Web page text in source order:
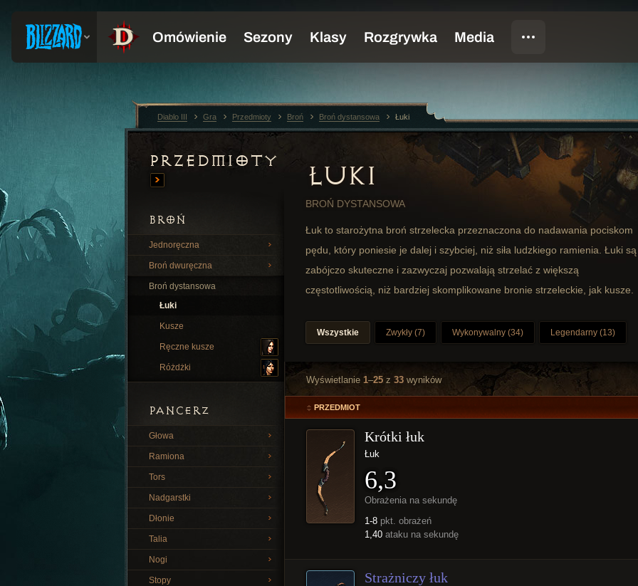
Przedmioty
BROŃ
Jednoręczna
Broń dwuręczna
Broń dystansowa
Łuki
Kusze
Ręczne kusze
Różdżki
PANCERZ
Głowa
Ramiona
Tors
Nadgarstki
Dłonie
Talia
Nogi
Stopy
ŁUKI
BROŃ DYSTANSOWA
Łuk to starożytna broń strzelecka przeznaczona do nadawania pociskom
pędu, który poniesie je dalej i szybciej, niż siła ludzkiego ramienia. Łuki są
zabójczo skuteczne i zazwyczaj pozwalają strzelać z większą
częstotliwością, niż bardziej skomplikowane bronie strzeleckie, jak kusze.
Wszystkie Zwykły (7) Wykonywalny (34) Legendarny (13)
Wyświetlanie 1–25 z 33 wyników
PRZEDMIOT
Krótki łuk
Łuk
6,3
Obrażenia na sekundę
1-8 pkt. obrażeń
1,40 ataku na sekundę
Strażniczy łuk
Diablo III Gra Przedmioty Broń Broń dystansowa Łuki